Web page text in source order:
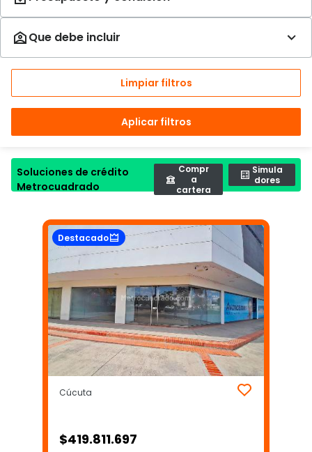
Limpiar filtros
Aplicar filtros
Soluciones de crédito
Metrocuadrado
Compr
a
cartera
Simula
dores
Destacado
Cúcuta
$419.811.697